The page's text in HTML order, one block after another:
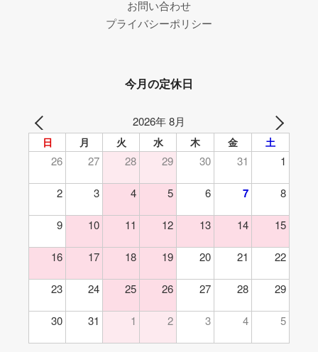
お問い合わせ
プライバシーポリシー
今月の定休日
2026年 8月
日 月 火 水 木 金 土
26 27 28 29 30 31 1
2 3 4 5 6 7 8
9 10 11 12 13 14 15
16 17 18 19 20 21 22
23 24 25 26 27 28 29
30 31 1 2 3 4 5